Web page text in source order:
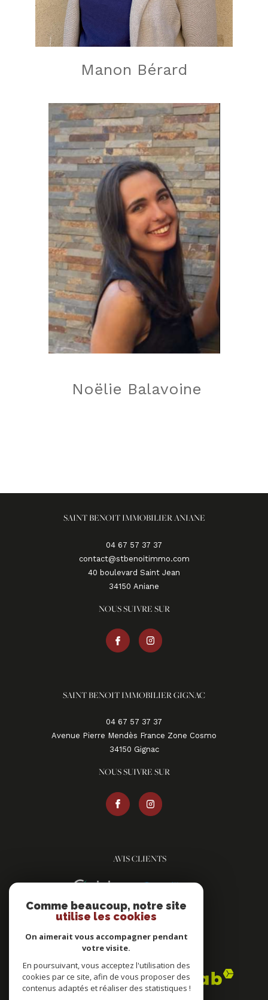
Manon Bérard
Noëlie Balavoine
SAINT BENOIT IMMOBILIER ANIANE
04 67 57 37 37
contact@stbenoitimmo.com
40 boulevard Saint Jean
34150
aniane
NOUS SUIVRE SUR
SAINT BENOIT IMMOBILIER GIGNAC
04 67 57 37 37
Avenue Pierre Mendès France Zone Cosmo
34150
gignac
NOUS SUIVRE SUR
AVIS CLIENTS
ADHÉRENTS
Comme beaucoup, notre site
utilise les cookies
On aimerait vous accompagner pendant
votre visite.
En poursuivant, vous acceptez l'utilisation des
cookies par ce site, afin de vous proposer des
contenus adaptés et réaliser des statistiques !